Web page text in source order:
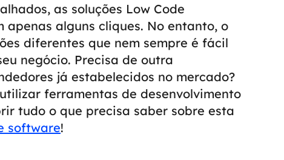
as soluções Low Code
alguns cliques. No entanto, o
diferentes que nem sempre é fácil
negócio. Precisa de outra
já estabelecidos no mercado?
ferramentas de desenvolvimento
tudo o que precisa saber sobre esta
software!